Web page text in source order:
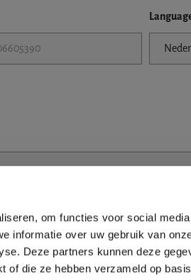
om functies voor social
informatie over uw gebruik van
Deze partners kunnen deze
of die ze hebben verzameld op